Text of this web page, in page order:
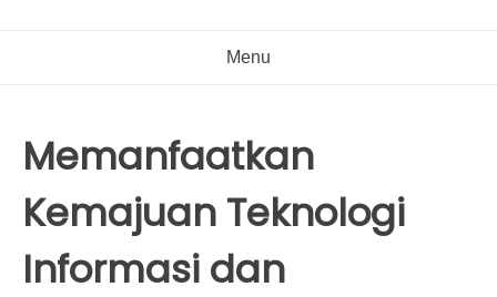
Menu
Memanfaatkan
Kemajuan Teknologi
Informasi dan